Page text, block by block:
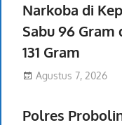
Narkoba di
Sabu 96 Gram
131 Gram
Agustus 7, 2026
Polres